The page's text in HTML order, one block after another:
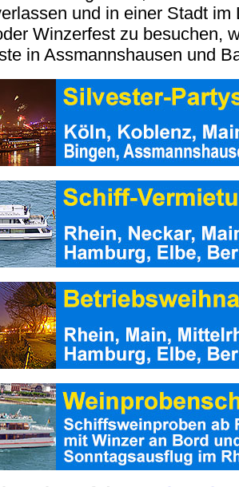
und in einer Stadt im
Winzerfest zu besuchen,
in Assmannshausen und